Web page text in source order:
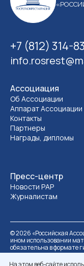
На этом веб-сайте
+7 (812) 314-
Ассоциация
Об Ассоциации
Аппарат Ассоциации
Контакты
Партнеры
Награды, дипломы
Пресс-центр
Новости РАР
Журналистам
©2026 «Российская
ином использовании
обязательна в формате
Политика обработки